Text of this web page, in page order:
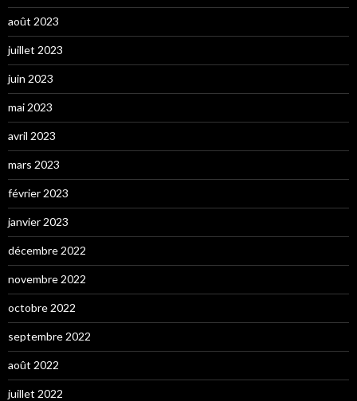
août 2023
juillet 2023
juin 2023
mai 2023
avril 2023
mars 2023
février 2023
janvier 2023
décembre 2022
novembre 2022
octobre 2022
septembre 2022
août 2022
juillet 2022